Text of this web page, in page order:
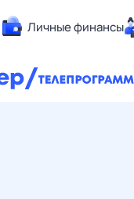
Личные финансы